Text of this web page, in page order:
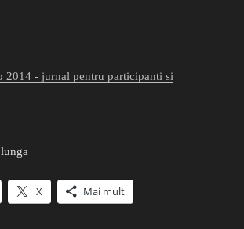
2014 - jurnal pentru participanti si
X Mai mult